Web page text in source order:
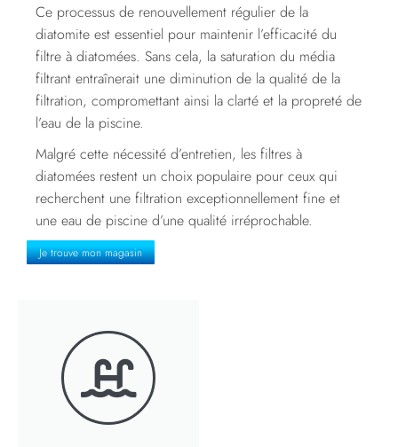
Ce processus de renouvellement régulier de la
diatomite est essentiel pour maintenir l’efficacité du
filtre à diatomées. Sans cela, la saturation du média
filtrant entraînerait une diminution de la qualité de la
filtration, compromettant ainsi la clarté et la propreté de
l’eau de la piscine.
Malgré cette nécessité d’entretien, les filtres à
diatomées restent un choix populaire pour ceux qui
recherchent une filtration exceptionnellement fine et
une eau de piscine d’une qualité irréprochable.
Je trouve mon magasin